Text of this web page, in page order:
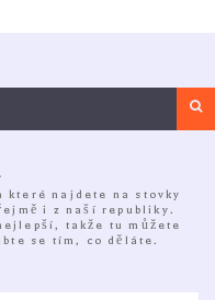
najdete na stovky
i z naší republiky.
takže tu můžete
se tím, co děláte.